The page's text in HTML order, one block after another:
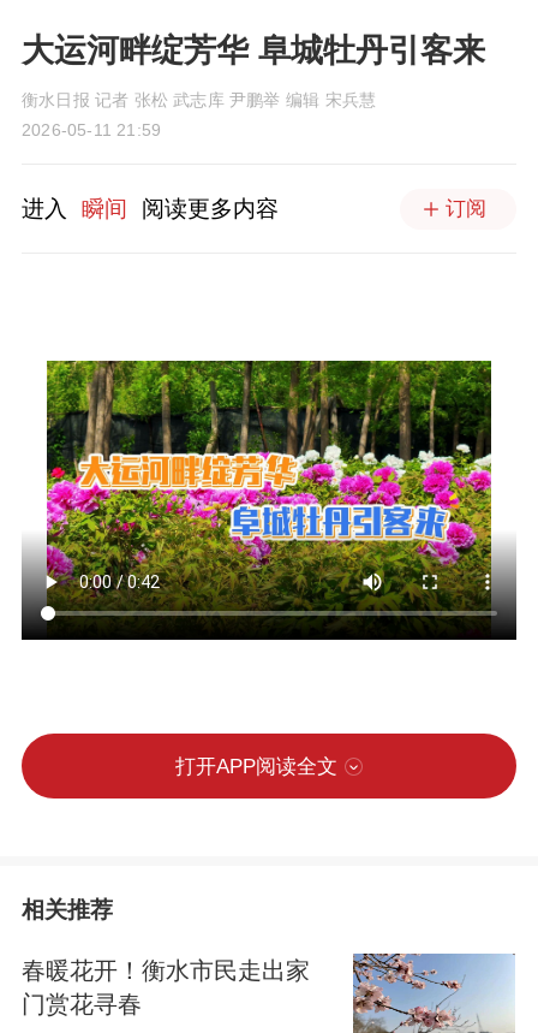
大运河畔绽芳华 阜城牡丹引客来
衡水日报 记者 张松 武志库 尹鹏举 编辑 宋兵慧
2026-05-11 21:59
进入 瞬间 阅读更多内容 订阅
打开APP阅读全文
相关推荐
春暖花开！衡水市民走出家
门赏花寻春